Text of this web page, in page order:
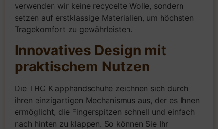
verwenden wir keine recycelte Wolle, sondern
setzen auf erstklassige Materialien, um höchsten
Tragekomfort zu gewährleisten.
Innovatives Design mit
praktischem Nutzen
Die THC Klapphandschuhe zeichnen sich durch
ihren einzigartigen Mechanismus aus, der es Ihnen
ermöglicht, die Fingerspitzen schnell und einfach
nach hinten zu klappen. So können Sie Ihr